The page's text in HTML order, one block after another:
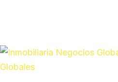
Globales